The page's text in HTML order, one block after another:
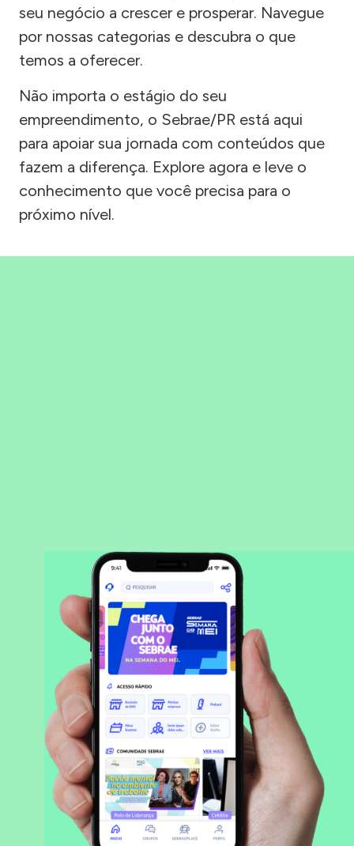
seu negócio a crescer e prosperar. Navegue
por nossas categorias e descubra o que
temos a oferecer.
Não importa o estágio do seu
empreendimento, o Sebrae/PR está aqui
para apoiar sua jornada com conteúdos que
fazem a diferença. Explore agora e leve o
conhecimento que você precisa para o
próximo nível.